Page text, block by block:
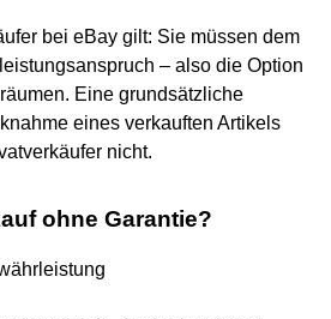
bei eBay gilt: Sie müssen dem
– also die Option
Eine grundsätzliche
eines verkauften Artikels
nicht.
ohne Garantie?